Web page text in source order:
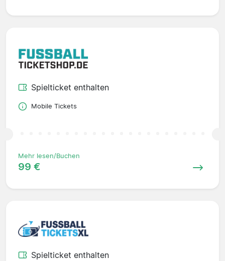
Spielticket enthalten
Mobile Tickets
Mehr lesen/Buchen
99 €
Spielticket enthalten